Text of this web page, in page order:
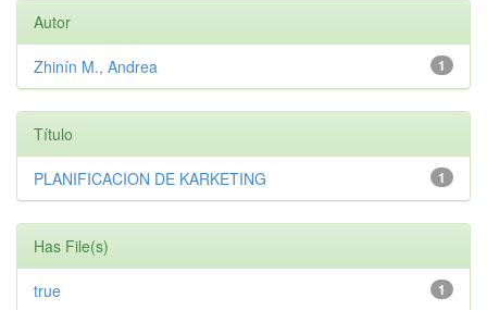
Autor
1
Zhinín M., Andrea
Título
1
PLANIFICACION DE KARKETING
Has File(s)
1
true